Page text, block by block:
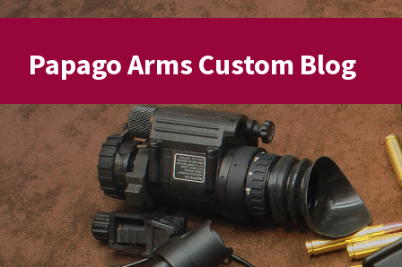
Papago Arms Custom Blog